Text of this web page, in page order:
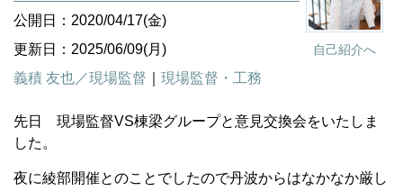
自己紹介へ
公開日：2020/04/17(金)
更新日：2025/06/09(月)
義積 友也／現場監督
現場監督・工務
先日 現場監督VS棟梁グループと意見交換会をいたしま
した。
夜に綾部開催とのことでしたので丹波からはなかなか厳し